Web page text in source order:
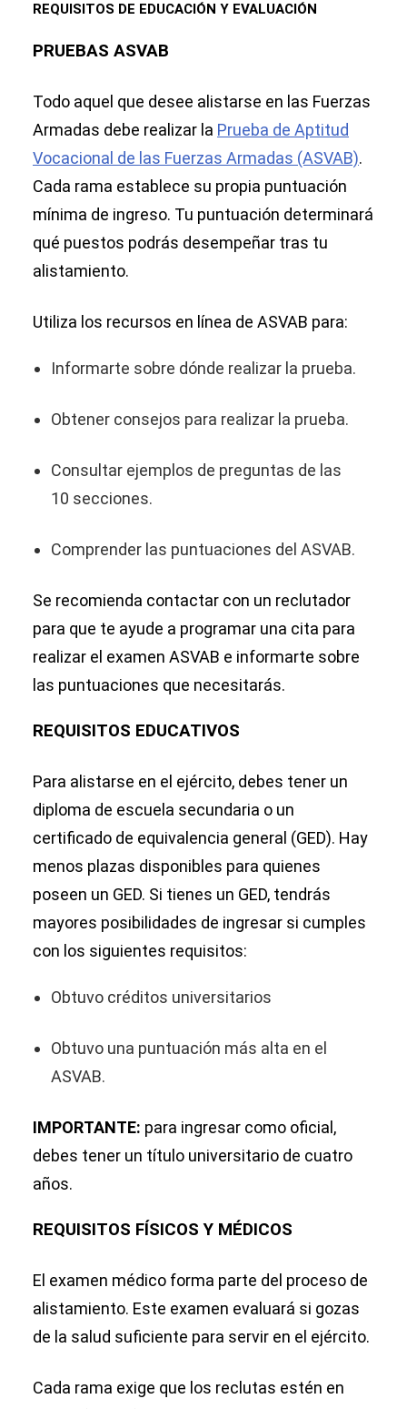
REQUISITOS DE EDUCACIÓN Y EVALUACIÓN
PRUEBAS ASVAB
Todo aquel que desee alistarse en las Fuerzas
Armadas debe realizar la Prueba de Aptitud
Vocacional de las Fuerzas Armadas (ASVAB).
Cada rama establece su propia puntuación
mínima de ingreso. Tu puntuación determinará
qué puestos podrás desempeñar tras tu
alistamiento.
Utiliza los recursos en línea de ASVAB para:
Informarte sobre dónde realizar la prueba.
Obtener consejos para realizar la prueba.
Consultar ejemplos de preguntas de las
10 secciones.
Comprender las puntuaciones del ASVAB.
Se recomienda contactar con un reclutador
para que te ayude a programar una cita para
realizar el examen ASVAB e informarte sobre
las puntuaciones que necesitarás.
REQUISITOS EDUCATIVOS
Para alistarse en el ejército, debes tener un
diploma de escuela secundaria o un
certificado de equivalencia general (GED). Hay
menos plazas disponibles para quienes
poseen un GED. Si tienes un GED, tendrás
mayores posibilidades de ingresar si cumples
con los siguientes requisitos:
Obtuvo créditos universitarios
Obtuvo una puntuación más alta en el
ASVAB.
IMPORTANTE: para ingresar como oficial,
debes tener un título universitario de cuatro
años.
REQUISITOS FÍSICOS Y MÉDICOS
El examen médico forma parte del proceso de
alistamiento. Este examen evaluará si gozas
de la salud suficiente para servir en el ejército.
Cada rama exige que los reclutas estén en